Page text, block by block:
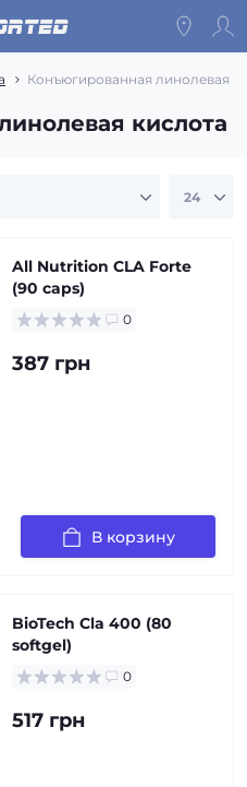
Конъюгированная линолевая
кислота
All Nutrition CLA Forte
(90 caps)
0
387 грн
В корзину
BioTech Cla 400 (80
softgel)
0
517 грн